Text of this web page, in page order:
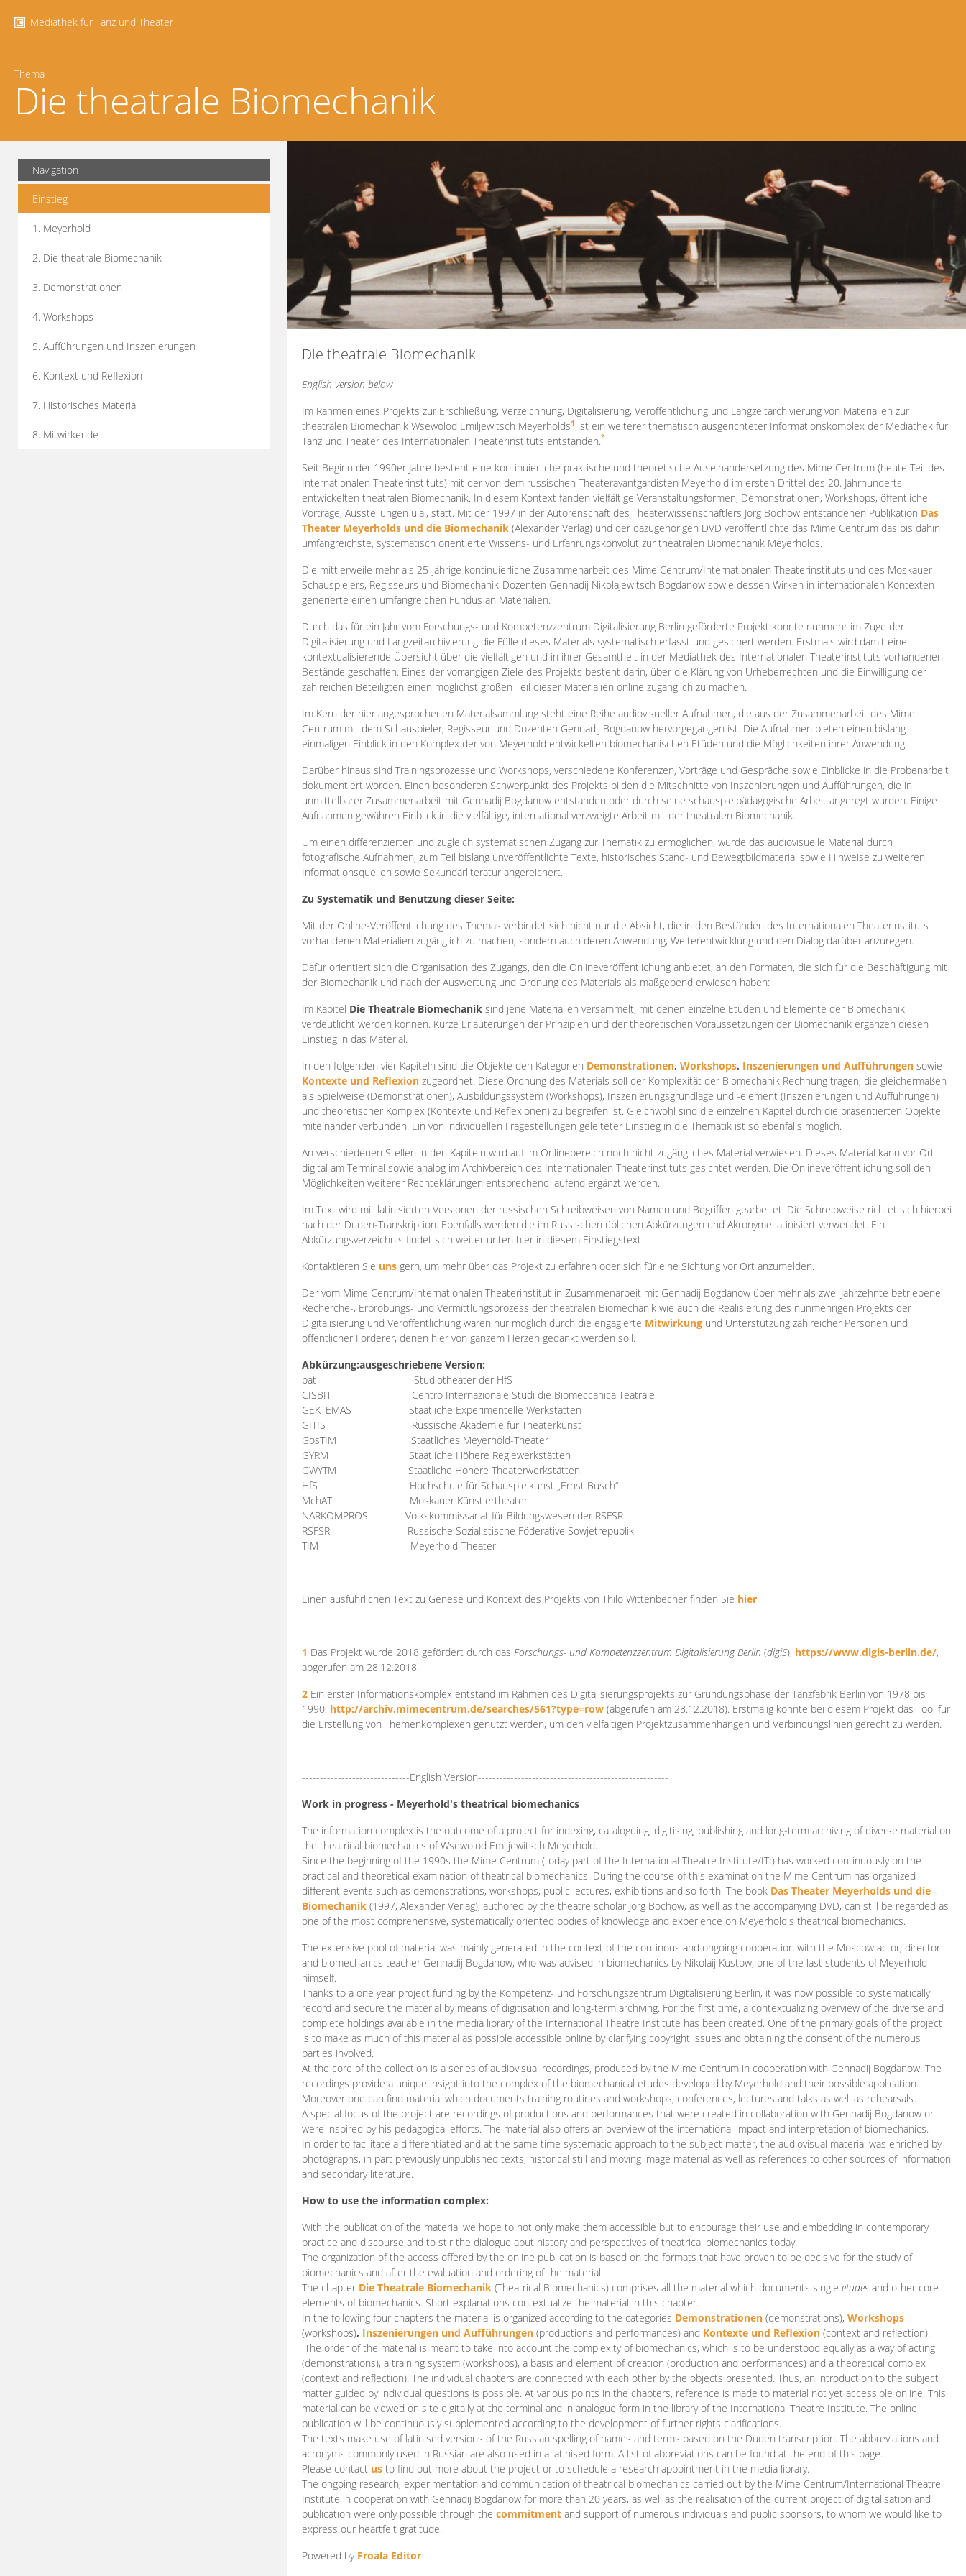
Mediathek für Tanz und Theater
Thema
Die theatrale Biomechanik
Navigation
Einstieg
1. Meyerhold
2. Die theatrale Biomechanik
3. Demonstrationen
4. Workshops
5. Aufführungen und Inszenierungen
6. Kontext und Reflexion
7. Historisches Material
8. Mitwirkende
Die theatrale Biomechanik
English version below
Im Rahmen eines Projekts zur Erschließung, Verzeichnung, Digitalisierung, Veröffentlichung und Langzeitarchivierung von Materialien zur
theatralen Biomechanik Wsewolod Emiljewitsch Meyerholds1 ist ein weiterer thematisch ausgerichteter Informationskomplex der Mediathek für
Tanz und Theater des Internationalen Theaterinstituts entstanden.2
Seit Beginn der 1990er Jahre besteht eine kontinuierliche praktische und theoretische Auseinandersetzung des Mime Centrum (heute Teil des
Internationalen Theaterinstituts) mit der von dem russischen Theateravantgardisten Meyerhold im ersten Drittel des 20. Jahrhunderts
entwickelten theatralen Biomechanik. In diesem Kontext fanden vielfältige Veranstaltungsformen, Demonstrationen, Workshops, öffentliche
Vorträge, Ausstellungen u.a., statt. Mit der 1997 in der Autorenschaft des Theaterwissenschaftlers Jörg Bochow entstandenen Publikation Das
Theater Meyerholds und die Biomechanik (Alexander Verlag) und der dazugehörigen DVD veröffentlichte das Mime Centrum das bis dahin
umfangreichste, systematisch orientierte Wissens- und Erfahrungskonvolut zur theatralen Biomechanik Meyerholds.
Die mittlerweile mehr als 25-jährige kontinuierliche Zusammenarbeit des Mime Centrum/Internationalen Theaterinstituts und des Moskauer
Schauspielers, Regisseurs und Biomechanik-Dozenten Gennadij Nikolajewitsch Bogdanow sowie dessen Wirken in internationalen Kontexten
generierte einen umfangreichen Fundus an Materialien.
Durch das für ein Jahr vom Forschungs- und Kompetenzzentrum Digitalisierung Berlin geförderte Projekt konnte nunmehr im Zuge der
Digitalisierung und Langzeitarchivierung die Fülle dieses Materials systematisch erfasst und gesichert werden. Erstmals wird damit eine
kontextualisierende Übersicht über die vielfältigen und in ihrer Gesamtheit in der Mediathek des Internationalen Theaterinstituts vorhandenen
Bestände geschaffen. Eines der vorrangigen Ziele des Projekts besteht darin, über die Klärung von Urheberrechten und die Einwilligung der
zahlreichen Beteiligten einen möglichst großen Teil dieser Materialien online zugänglich zu machen.
Im Kern der hier angesprochenen Materialsammlung steht eine Reihe audiovisueller Aufnahmen, die aus der Zusammenarbeit des Mime
Centrum mit dem Schauspieler, Regisseur und Dozenten Gennadij Bogdanow hervorgegangen ist. Die Aufnahmen bieten einen bislang
einmaligen Einblick in den Komplex der von Meyerhold entwickelten biomechanischen Etüden und die Möglichkeiten ihrer Anwendung.
Darüber hinaus sind Trainingsprozesse und Workshops, verschiedene Konferenzen, Vorträge und Gespräche sowie Einblicke in die Probenarbeit
dokumentiert worden. Einen besonderen Schwerpunkt des Projekts bilden die Mitschnitte von Inszenierungen und Aufführungen, die in
unmittelbarer Zusammenarbeit mit Gennadij Bogdanow entstanden oder durch seine schauspielpädagogische Arbeit angeregt wurden. Einige
Aufnahmen gewähren Einblick in die vielfältige, international verzweigte Arbeit mit der theatralen Biomechanik.
Um einen differenzierten und zugleich systematischen Zugang zur Thematik zu ermöglichen, wurde das audiovisuelle Material durch
fotografische Aufnahmen, zum Teil bislang unveröffentlichte Texte, historisches Stand- und Bewegtbildmaterial sowie Hinweise zu weiteren
Informationsquellen sowie Sekundärliteratur angereichert.
Zu Systematik und Benutzung dieser Seite:
Mit der Online-Veröffentlichung des Themas verbindet sich nicht nur die Absicht, die in den Beständen des Internationalen Theaterinstituts
vorhandenen Materialien zugänglich zu machen, sondern auch deren Anwendung, Weiterentwicklung und den Dialog darüber anzuregen.
Dafür orientiert sich die Organisation des Zugangs, den die Onlineveröffentlichung anbietet, an den Formaten, die sich für die Beschäftigung mit
der Biomechanik und nach der Auswertung und Ordnung des Materials als maßgebend erwiesen haben:
Im Kapitel Die Theatrale Biomechanik sind jene Materialien versammelt, mit denen einzelne Etüden und Elemente der Biomechanik
verdeutlicht werden können. Kurze Erläuterungen der Prinzipien und der theoretischen Voraussetzungen der Biomechanik ergänzen diesen
Einstieg in das Material.
In den folgenden vier Kapiteln sind die Objekte den Kategorien Demonstrationen, Workshops, Inszenierungen und Aufführungen sowie
Kontexte und Reflexion zugeordnet. Diese Ordnung des Materials soll der Komplexität der Biomechanik Rechnung tragen, die gleichermaßen
als Spielweise (Demonstrationen), Ausbildungssystem (Workshops), Inszenierungsgrundlage und -element (Inszenierungen und Aufführungen)
und theoretischer Komplex (Kontexte und Reflexionen) zu begreifen ist. Gleichwohl sind die einzelnen Kapitel durch die präsentierten Objekte
miteinander verbunden. Ein von individuellen Fragestellungen geleiteter Einstieg in die Thematik ist so ebenfalls möglich.
An verschiedenen Stellen in den Kapiteln wird auf im Onlinebereich noch nicht zugängliches Material verwiesen. Dieses Material kann vor Ort
digital am Terminal sowie analog im Archivbereich des Internationalen Theaterinstituts gesichtet werden. Die Onlineveröffentlichung soll den
Möglichkeiten weiterer Rechteklärungen entsprechend laufend ergänzt werden.
Im Text wird mit latinisierten Versionen der russischen Schreibweisen von Namen und Begriffen gearbeitet. Die Schreibweise richtet sich hierbei
nach der Duden-Transkription. Ebenfalls werden die im Russischen üblichen Abkürzungen und Akronyme latinisiert verwendet. Ein
Abkürzungsverzeichnis findet sich weiter unten hier in diesem Einstiegstext
Kontaktieren Sie uns gern, um mehr über das Projekt zu erfahren oder sich für eine Sichtung vor Ort anzumelden.
Der vom Mime Centrum/Internationalen Theaterinstitut in Zusammenarbeit mit Gennadij Bogdanow über mehr als zwei Jahrzehnte betriebene
Recherche-, Erprobungs- und Vermittlungsprozess der theatralen Biomechanik wie auch die Realisierung des nunmehrigen Projekts der
Digitalisierung und Veröffentlichung waren nur möglich durch die engagierte Mitwirkung und Unterstützung zahlreicher Personen und
öffentlicher Förderer, denen hier von ganzem Herzen gedankt werden soll.
Abkürzung:ausgeschriebene Version:
bat
Studiotheater der HfS
CISBIT
Centro Internazionale Studi die Biomeccanica Teatrale
GEKTEMAS
Staatliche Experimentelle Werkstätten
GITIS
Russische Akademie für Theaterkunst
GosTIM
Staatliches Meyerhold-Theater
GYRM
Staatliche Höhere Regiewerkstätten
GWYTM
Staatliche Höhere Theaterwerkstätten
HfS
Hochschule für Schauspielkunst „Ernst Busch“
MchAT
Moskauer Künstlertheater
NARKOMPROS
Volkskommissariat für Bildungswesen der RSFSR
RSFSR
Russische Sozialistische Föderative Sowjetrepublik
TIM Meyerhold-Theater
Einen ausführlichen Text zu Genese und Kontext des Projekts von Thilo Wittenbecher finden Sie hier
1 Das Projekt wurde 2018 gefördert durch das Forschungs- und Kompetenzzentrum DigitalisierungBerlin (digiS), https://www.digis-berlin.de/,
abgerufen am 28.12.2018.
2 Ein erster Informationskomplex entstand im Rahmen des Digitalisierungsprojekts zur Gründungsphase der Tanzfabrik Berlin von 1978 bis
1990: http://archiv.mimecentrum.de/searches/561?type=row (abgerufen am 28.12.2018). Erstmalig konnte bei diesem Projekt das Tool für
die Erstellung von Themenkomplexen genutzt werden, um den vielfältigen Projektzusammenhängen und Verbindungslinien gerecht zu werden.
------------------------------English Version-----------------------------------------------------
Work in progress - Meyerhold's theatrical biomechanics
The information complex is the outcome of a project for indexing, cataloguing, digitising, publishing and long-term archiving of diverse material on
the theatrical biomechanics of Wsewolod Emiljewitsch Meyerhold.
Since the beginning of the 1990s the Mime Centrum (today part of the International Theatre Institute/ITI) has worked continuously on the
practical and theoretical examination of theatrical biomechanics. During the course of this examination the Mime Centrum has organized
different events such as demonstrations, workshops, public lectures, exhibitions and so forth. The book Das Theater Meyerholds und die
Biomechanik (1997, Alexander Verlag), authored by the theatre scholar Jörg Bochow, as well as the accompanying DVD, can still be regarded as
one of the most comprehensive, systematically oriented bodies of knowledge and experience on Meyerhold's theatrical biomechanics.
The extensive pool of material was mainly generated in the context of the continous and ongoing cooperation with the Moscow actor, director
and biomechanics teacher Gennadij Bogdanow, who was advised in biomechanics by Nikolaij Kustow, one of the last students of Meyerhold
himself.
Thanks to a one year project funding by the Kompetenz- und Forschungszentrum Digitalisierung Berlin, it was now possible to systematically
record and secure the material by means of digitisation and long-term archiving. For the first time, a contextualizing overview of the diverse and
complete holdings available in the media library of the International Theatre Institute has been created. One of the primary goals of the project
is to make as much of this material as possible accessible online by clarifying copyright issues and obtaining the consent of the numerous
parties involved.
At the core of the collection is a series of audiovisual recordings, produced by the Mime Centrum in cooperation with Gennadij Bogdanow. The
recordings provide a unique insight into the complex of the biomechanical etudes developed by Meyerhold and their possible application.
Moreover one can find material which documents training routines and workshops, conferences, lectures and talks as well as rehearsals.
A special focus of the project are recordings of productions and performances that were created in collaboration with Gennadij Bogdanow or
were inspired by his pedagogical efforts. The material also offers an overview of the international impact and interpretation of biomechanics.
In order to facilitate a differentiated and at the same time systematic approach to the subject matter, the audiovisual material was enriched by
photographs, in part previously unpublished texts, historical still and moving image material as well as references to other sources of information
and secondary literature.
How to use the information complex:
With the publication of the material we hope to not only make them accessible but to encourage their use and embedding in contemporary
practice and discourse and to stir the dialogue abut history and perspectives of theatrical biomechanics today.
The organization of the access offered by the online publication is based on the formats that have proven to be decisive for the study of
biomechanics and after the evaluation and ordering of the material:
The chapter Die Theatrale Biomechanik (Theatrical Biomechanics) comprises all the material which documents single etudes and other core
elements of biomechanics. Short explanations contextualize the material in this chapter.
In the following four chapters the material is organized according to the categories Demonstrationen (demonstrations), Workshops
(workshops), Inszenierungen und Aufführungen (productions and performances) and Kontexte und Reflexion (context and reflection).
The order of the material is meant to take into account the complexity of biomechanics, which is to be understood equally as a way of acting
(demonstrations), a training system (workshops), a basis and element of creation (production and performances) and a theoretical complex
(context and reflection). The individual chapters are connected with each other by the objects presented. Thus, an introduction to the subject
matter guided by individual questions is possible. At various points in the chapters, reference is made to material not yet accessible online. This
material can be viewed on site digitally at the terminal and in analogue form in the library of the International Theatre Institute. The online
publication will be continuously supplemented according to the development of further rights clarifications.
The texts make use of latinised versions of the Russian spelling of names and terms based on the Duden transcription. The abbreviations and
acronyms commonly used in Russian are also used in a latinised form. A list of abbreviations can be found at the end of this page.
Please contact us to find out more about the project or to schedule a research appointment in the media library.
The ongoing research, experimentation and communication of theatrical biomechanics carried out by the Mime Centrum/International Theatre
Institute in cooperation with Gennadij Bogdanow for more than 20 years, as well as the realisation of the current project of digitalisation and
publication were only possible through the commitment and support of numerous individuals and public sponsors, to whom we would like to
express our heartfelt gratitude.
Powered by Froala Editor